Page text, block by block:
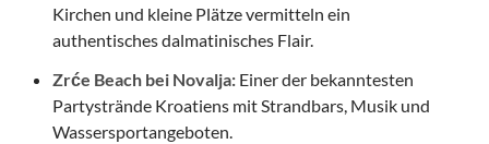
Kirchen und kleine Plätze vermitteln ein
authentisches dalmatinisches Flair.
Zrće Beach bei Novalja: Einer der bekanntesten
Partystrände Kroatiens mit Strandbars, Musik und
Wassersportangeboten.